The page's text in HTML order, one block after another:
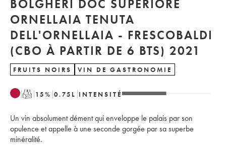
BOLGHERI DOC SUPERIORE
ORNELLAIA TENUTA
DELL'ORNELLAIA - FRESCOBALDI
(CBO À PARTIR DE 6 BTS) 2021
FRUITS NOIRS VIN DE GASTRONOMIE
T 15% 0.75 L INTENSITÉ
Un vin absolument dément qui enveloppe le palais par son
opulence et appelle à une seconde gorgée par sa superbe
minéralité.